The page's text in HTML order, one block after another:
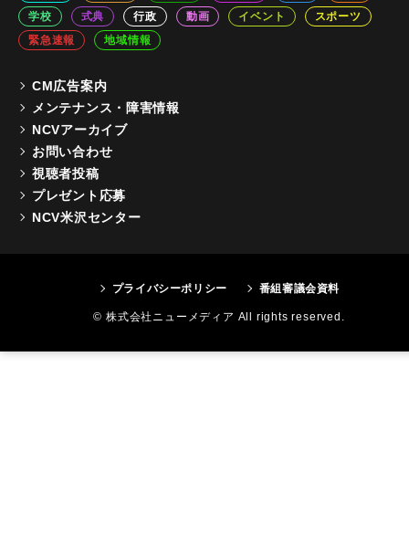
学校
式典 行政 動画 イベント
スポーツ
緊急速報
地域情報
CM広告案内
メンテナンス・障害情報
NCVアーカイブ
お問い合わせ
視聴者投稿
プレゼント応募
NCV米沢センター
プライバシーポリシー 番組審議会資料
© 株式会社ニューメディア All rights reserved.